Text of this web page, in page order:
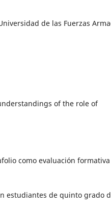
de las Fuerzas
of the role of
como evaluación
estudiantes de quinto grado